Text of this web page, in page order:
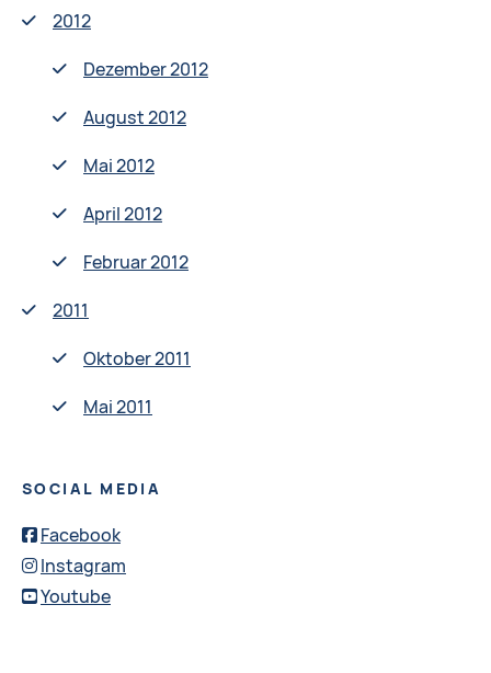
2012
Dezember 2012
August 2012
Mai 2012
April 2012
Februar 2012
2011
Oktober 2011
Mai 2011
SOCIAL MEDIA
Facebook
Instagram
Youtube